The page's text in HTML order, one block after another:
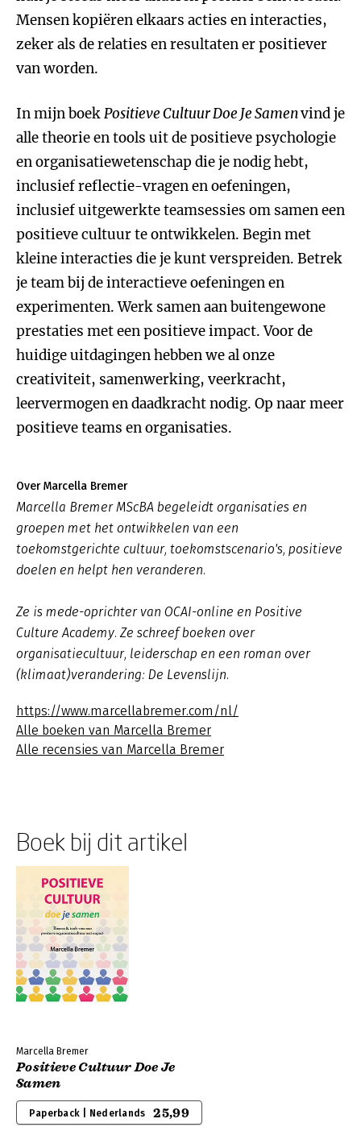
Mensen kopiëren elkaars acties en interacties,
zeker als de relaties en resultaten er positiever
van worden.
In mijn boekPositieve Cultuur Doe Je Samenvind je
alle theorie en tools uit de positieve psychologie
en organisatiewetenschap die je nodig hebt,
inclusief reflectie-vragen en oefeningen,
inclusief uitgewerkte teamsessies om samen een
positieve cultuur te ontwikkelen. Begin met
kleine interacties die je kunt verspreiden. Betrek
je team bij de interactieve oefeningen en
experimenten. Werk samen aan buitengewone
prestaties met een positieve impact. Voor de
huidige uitdagingen hebben we al onze
creativiteit, samenwerking, veerkracht,
leervermogen en daadkracht nodig. Op naar meer
positieve teams en organisaties.
Over Marcella Bremer
Marcella Bremer MScBA begeleidt organisaties en
groepen met het ontwikkelen van een
toekomstgerichte cultuur, toekomstscenario's, positieve
doelen en helpt hen veranderen.
Ze is mede-oprichter van OCAI-online en Positive
Culture Academy. Ze schreef boeken over
organisatiecultuur, leiderschap en een roman over
(klimaat)verandering: De Levenslijn.
https://www.marcellabremer.com/nl/
Alle boeken van Marcella Bremer
Alle recensies van Marcella Bremer
Boek bij dit artikel
Marcella Bremer
Positieve Cultuur Doe Je
Samen
Paperback | Nederlands 25,99